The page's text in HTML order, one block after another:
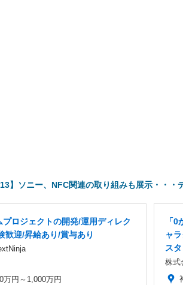
】ソニー、NFC関連の取り組みも展示・・・
プロジェクトの開発/運用ディレク
歓迎/昇給あり/賞与あり
万円～1,000万円
「
ャ
ス
株式